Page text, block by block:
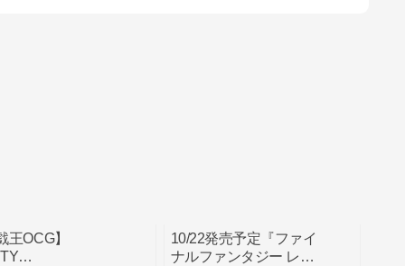
王OCG】
10/22発売予定『ファイ
ナルファンタジー レゾ